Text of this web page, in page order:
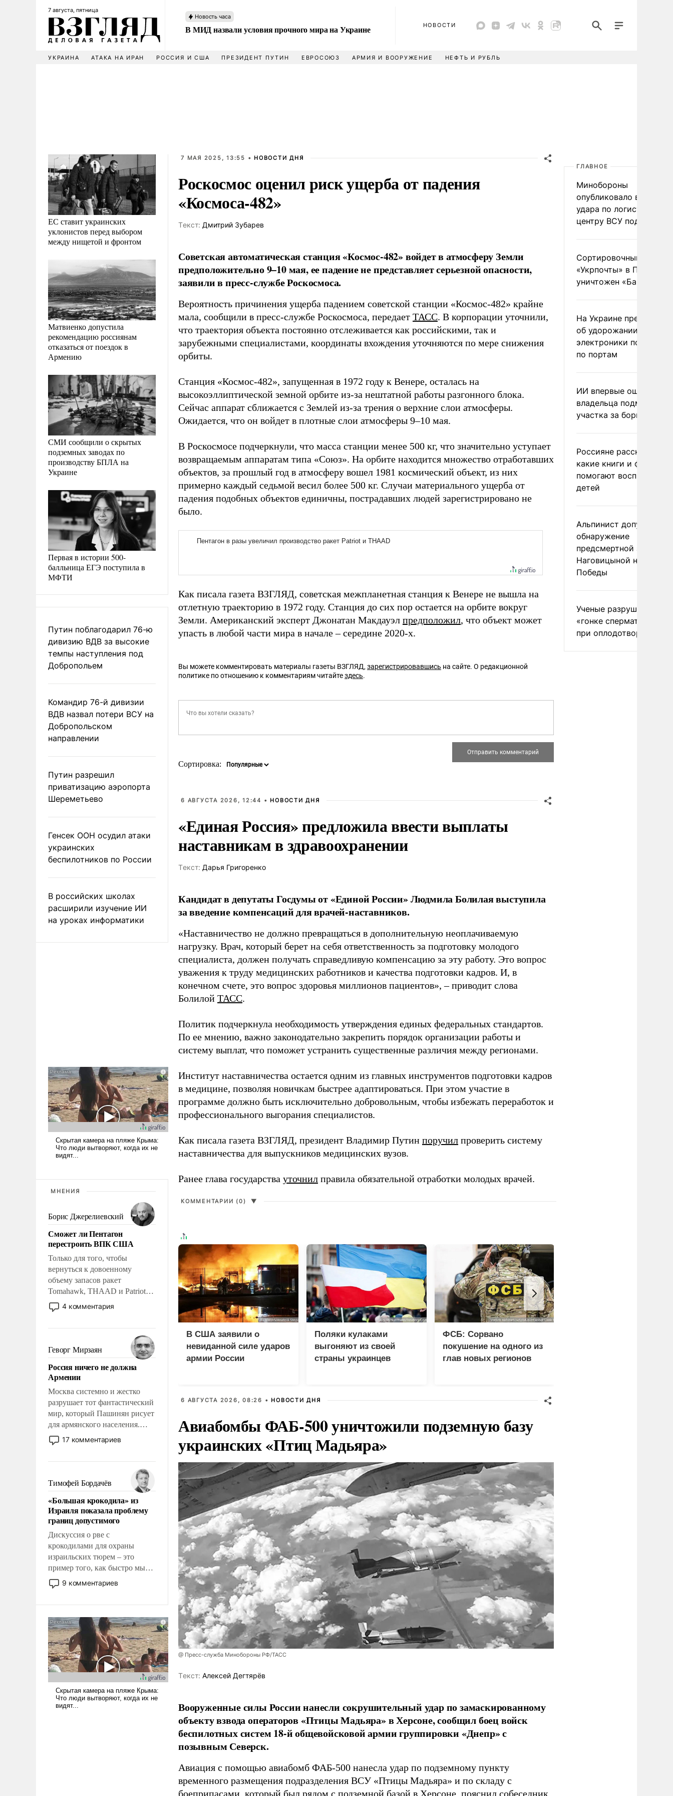
7 августа, пятница
Новость часа
В МИД назвали условия прочного мира на Украине НОВОСТИ
УКРАИНА АТАКА НА ИРАН РОССИЯ И США ПРЕЗИДЕНТ ПУТИН ЕВРОСОЮЗ АРМИЯ И ВООРУЖЕНИЕ НЕФТЬ И РУБЛЬ
ЕС ставит украинских
уклонистов перед выбором
между нищетой и фронтом
Матвиенко допустила
рекомендацию россиянам
отказаться от поездок в
Армению
СМИ сообщили о скрытых
подземных заводах по
производству БПЛА на
Украине
Первая в истории 500-
балльница ЕГЭ поступила в
МФТИ
Путин поблагодарил 76-ю
дивизию ВДВ за высокие
темпы наступления под
Добропольем
Командир 76-й дивизии
ВДВ назвал потери ВСУ на
Добропольском
направлении
Путин разрешил
приватизацию аэропорта
Шереметьево
Генсек ООН осудил атаки
украинских
беспилотников по России
В российских школах
расширили изучение ИИ
на уроках информатики
МНЕНИЯ
Борис Джерелиевский
Сможет ли Пентагон
перестроить ВПК США
Только для того, чтобы
вернуться к довоенному
объему запасов ракет
Tomahawk, THAAD и Patriot
США потребуется более трех
лет. Даже небольшая война с
Сложившаяся ситуация
означает многолетний период
уязвимости США, например,
перед Китаем.
4 комментария
Геворг Мирзаян
Россия ничего не должна
Армении
Москва системно и жестко
разрушает тот фантастический
мир, который Пашинян рисует
для армянского населения.
Мир, где политические
прожекты будут безусловно
налогоплательщиков и где
Еревану за свои поступки не
нужно отвечать.
17 комментариев
Тимофей Бордачёв
«Большая крокодила» из
Израиля показала проблему
границ допустимого
Дискуссия о рве с
крокодилами для охраны
израильских тюрем – это
пример того, как быстро мы
двигаемся по пути
революционных изменений.
псевдонаучной фантастики,
стало всерьез обсуждаемой
идеей.
9 комментариев
7 МАЯ 2025, 13:55 • НОВОСТИ ДНЯ
Роскосмос оценил риск ущерба от падения
«Космоса-482»
Tекст: Дмитрий Зубарев
Советская автоматическая станция «Космос-482» войдет в атмосферу Земли
предположительно 9–10 мая, ее падение не представляет серьезной опасности,
заявили в пресс-службе Роскосмоса.
Вероятность причинения ущерба падением советской станции «Космос-482» крайне
мала, сообщили в пресс-службе Роскосмоса, передает ТАСС. В корпорации уточнили,
что траектория объекта постоянно отслеживается как российскими, так и
зарубежными специалистами, координаты вхождения уточняются по мере снижения
орбиты.
Станция «Космос-482», запущенная в 1972 году к Венере, осталась на
высокоэллиптической земной орбите из-за нештатной работы разгонного блока.
Сейчас аппарат сближается с Землей из-за трения о верхние слои атмосферы.
Ожидается, что он войдет в плотные слои атмосферы 9–10 мая.
В Роскосмосе подчеркнули, что масса станции менее 500 кг, что значительно уступает
возвращаемым аппаратам типа «Союз». На орбите находится множество отработавших
объектов, за прошлый год в атмосферу вошел 1981 космический объект, из них
примерно каждый седьмой весил более 500 кг. Случаи материального ущерба от
падения подобных объектов единичны, пострадавших людей зарегистрировано не
было.
Как писала газета ВЗГЛЯД, советская межпланетная станция к Венере не вышла на
отлетную траекторию в 1972 году. Станция до сих пор остается на орбите вокруг
Земли. Американский эксперт Джонатан Макдауэл предположил, что объект может
упасть в любой части мира в начале – середине 2020-х.
Вы можете комментировать материалы газеты ВЗГЛЯД, зарегистрировавшись на сайте. О редакционной
политике по отношению к комментариям читайтездесь.
Сортировка:
6 АВГУСТА 2026, 12:44 • НОВОСТИ ДНЯ
«Единая Россия» предложила ввести выплаты
наставникам в здравоохранении
Tекст: Дарья Григоренко
Кандидат в депутаты Госдумы от «Единой России» Людмила Болилая выступила
за введение компенсаций для врачей-наставников.
«Наставничество не должно превращаться в дополнительную неоплачиваемую
нагрузку. Врач, который берет на себя ответственность за подготовку молодого
специалиста, должен получать справедливую компенсацию за эту работу. Это вопрос
уважения к труду медицинских работников и качества подготовки кадров. И, в
конечном счете, это вопрос здоровья миллионов пациентов», – приводит слова
Болилой ТАСС.
Политик подчеркнула необходимость утверждения единых федеральных стандартов.
По ее мнению, важно законодательно закрепить порядок организации работы и
систему выплат, что поможет устранить существенные различия между регионами.
Институт наставничества остается одним из главных инструментов подготовки кадров
в медицине, позволяя новичкам быстрее адаптироваться. При этом участие в
программе должно быть исключительно добровольным, чтобы избежать переработок и
профессионального выгорания специалистов.
Как писала газета ВЗГЛЯД, президент Владимир Путин поручил проверить систему
наставничества для выпускников медицинских вузов.
Ранее глава государства уточнил правила обязательной отработки молодых врачей.
КОММЕНТАРИИ (0) ▼
В США заявили о
невиданной силе ударов
армии России
Поляки кулаками
выгоняют из своей
страны украинцев
ФСБ: Сорвано
покушение на одного из
глав новых регионов
6 АВГУСТА 2026, 08:26 • НОВОСТИ ДНЯ
Авиабомбы ФАБ-500 уничтожили подземную базу
украинских «Птиц Мадьяра»
@ Пресс-служба Минобороны РФ/ТАСС
Tекст: Алексей Дегтярёв
Вооруженные силы России нанесли сокрушительный удар по замаскированному
объекту взвода операторов «Птицы Мадьяра» в Херсоне, сообщил боец войск
беспилотных систем 18-й общевойсковой армии группировки «Днепр» с
позывным Северск.
Авиация с помощью авиабомб ФАБ-500 нанесла удар по подземному пункту
временного размещения подразделения ВСУ «Птицы Мадьяра» и по складу с
боеприпасами, который был рядом с подземной базой в Херсоне, пояснил собеседник
ГЛАВНОЕ
Минобороны
опубликовало видео
удара по
центру ВСУ под Киевом
Сортировочный пункт
«Укрпочты» в
уничтожен
На Украине
об удорожании
электроники после
по портам
ИИ впервые
владельца
участка за борщевик
Россияне рассказали,
какие книги и фильмы
помогают воспитывать
детей
Альпинист допустил
обнаружение
предсмертной записки
Наговицыной на пике
Победы
Ученые разрушили миф
«гонке
при оплодотворении